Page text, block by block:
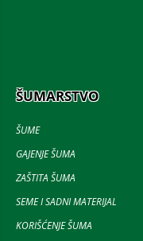
ŠUMARSTVO
ŠUME
GAJENJE ŠUMA
ZAŠTITA ŠUMA
SEME I SADNI MATERIJAL
KORIŠĆENJE ŠUMA